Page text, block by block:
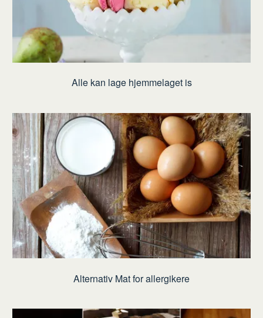
Alle kan lage hjemmelaget is
Alternativ Mat for allergikere